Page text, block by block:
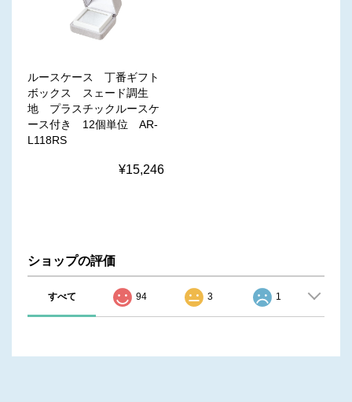
ルースケース 丁番ギフト
ボックス スェード調生
地 プラスチックルースケ
ース付き 12個単位 AR-
L118RS
¥15,246
ショップの評価
すべて 94 3 1